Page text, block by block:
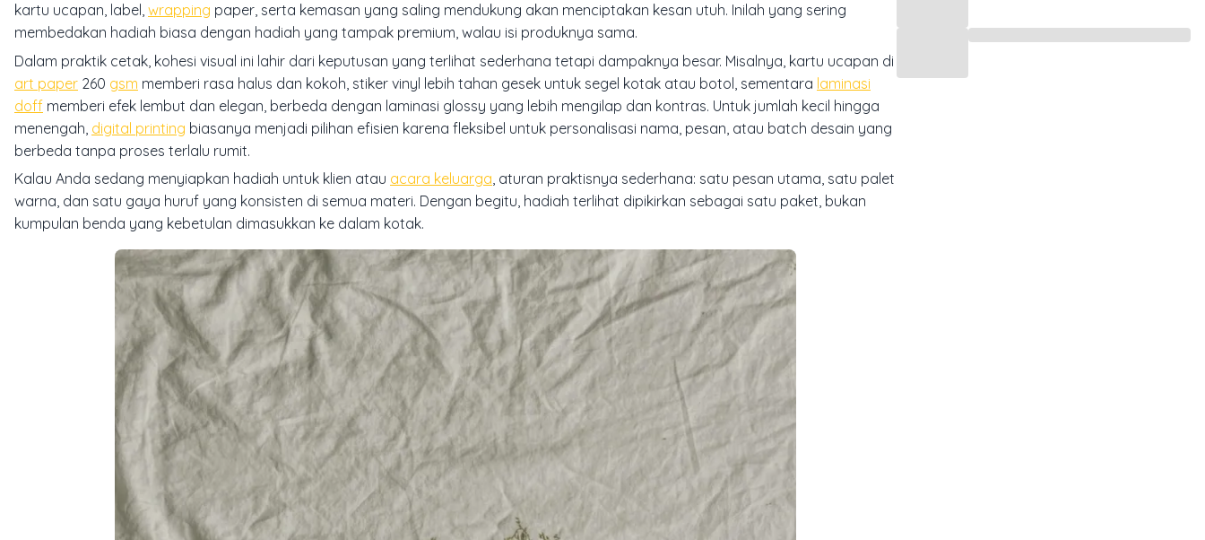
kartu ucapan, label, wrapping paper, serta kemasan yang saling mendukung akan menciptakan kesan utuh. Inilah yang sering
membedakan hadiah biasa dengan hadiah yang tampak premium, walau isi produknya sama.
Dalam praktik cetak, kohesi visual ini lahir dari keputusan yang terlihat sederhana tetapi dampaknya besar. Misalnya, kartu ucapan di
art paper 260 gsm memberi rasa halus dan kokoh, stiker vinyl lebih tahan gesek untuk segel kotak atau botol, sementara laminasi
doff memberi efek lembut dan elegan, berbeda dengan laminasi glossy yang lebih mengilap dan kontras. Untuk jumlah kecil hingga
menengah, digital printing biasanya menjadi pilihan efisien karena fleksibel untuk personalisasi nama, pesan, atau batch desain yang
berbeda tanpa proses terlalu rumit.
Kalau Anda sedang menyiapkan hadiah untuk klien atau acara keluarga, aturan praktisnya sederhana: satu pesan utama, satu palet
warna, dan satu gaya huruf yang konsisten di semua materi. Dengan begitu, hadiah terlihat dipikirkan sebagai satu paket, bukan
kumpulan benda yang kebetulan dimasukkan ke dalam kotak.